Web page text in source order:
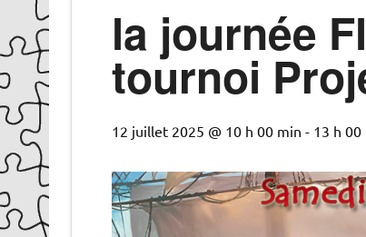
la journée
tournoi
12 juillet 2025 @ 10 h 00 min - 13 h 00